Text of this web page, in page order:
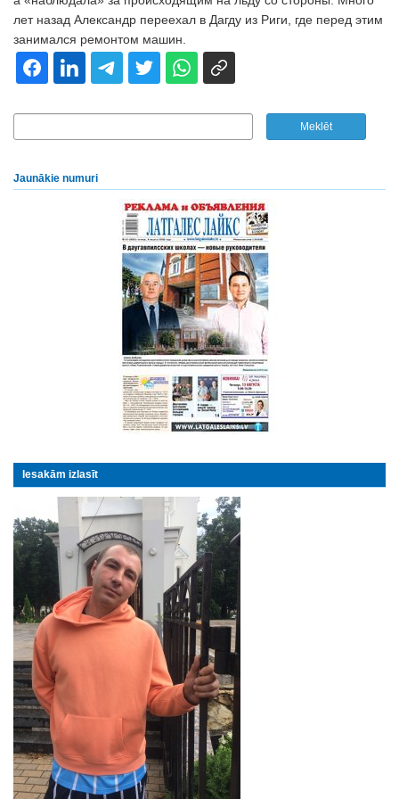
лет назад Александр переехал в Дагду из Риги, где перед этим
занимался ремонтом машин.
Jaunākie numuri
Iesakām izlasīt